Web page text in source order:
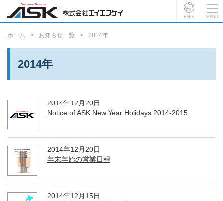
ENG
ホーム お知らせ一覧 2014年
2014年
2014年12月20日
Notice of ASK New Year Holidays 2014-2015
2014年12月20日
年末年始の営業日程
2014年12月15日